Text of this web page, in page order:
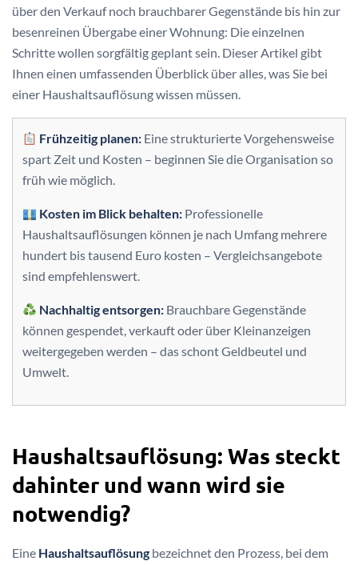
über den Verkauf noch brauchbarer Gegenstände bis hin zur
besenreinen Übergabe einer Wohnung: Die einzelnen
Schritte wollen sorgfältig geplant sein. Dieser Artikel gibt
Ihnen einen umfassenden Überblick über alles, was Sie bei
einer Haushaltsauflösung wissen müssen.
Frühzeitig planen: Eine strukturierte Vorgehensweise
spart Zeit und Kosten – beginnen Sie die Organisation so
früh wie möglich.
Kosten im Blick behalten: Professionelle
Haushaltsauflösungen können je nach Umfang mehrere
hundert bis tausend Euro kosten – Vergleichsangebote
sind empfehlenswert.
Nachhaltig entsorgen: Brauchbare Gegenstände
können gespendet, verkauft oder über Kleinanzeigen
weitergegeben werden – das schont Geldbeutel und
Umwelt.
Haushaltsauflösung: Was steckt
dahinter und wann wird sie
notwendig?
Eine Haushaltsauflösung bezeichnet den Prozess, bei dem